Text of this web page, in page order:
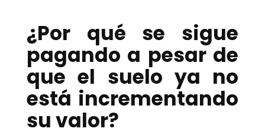
¿Por qué se sigue
pagando a pesar de
que el suelo ya no
está incrementando
su valor?